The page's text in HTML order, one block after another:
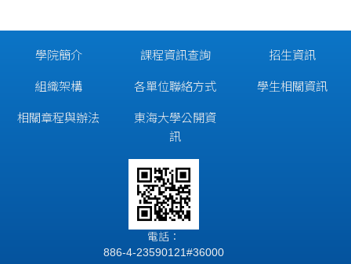
學院簡介
組織架構
相關章程與辦法
課程資訊查詢
各單位聯絡方式
東海大學公開資
訊
招生資訊
學生相關資訊
電話：
886-4-23590121#36000